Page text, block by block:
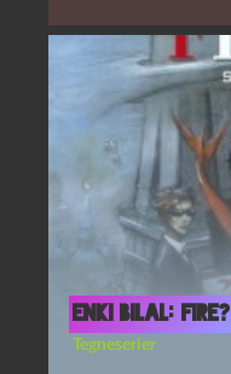
Enki Bilal: Fire?
Tegneserier